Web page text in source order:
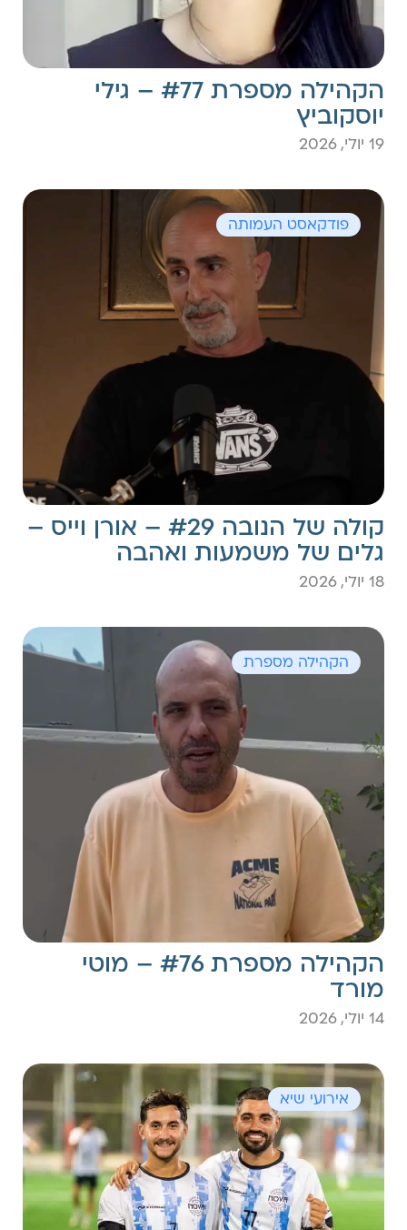
הקהילה מספרת #77 – גילי
יוסקוביץ
19 יולי, 2026
פודקאסט העמותה
קולה של הנובה #29 – אורן וייס –
גלים של משמעות ואהבה
18 יולי, 2026
הקהילה מספרת
הקהילה מספרת #76 – מוטי
מורד
14 יולי, 2026
אירועי שיא